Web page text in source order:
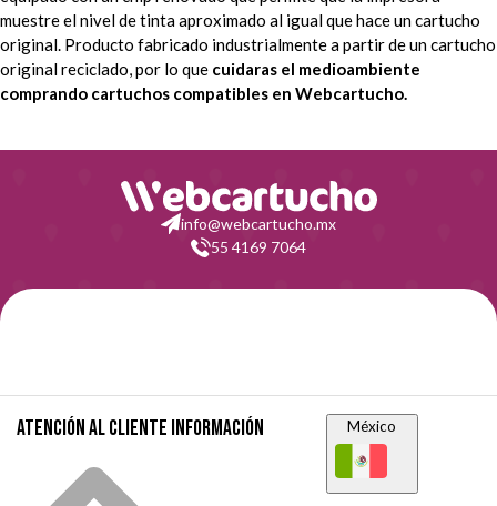
muestre el nivel de tinta aproximado al igual que hace un cartucho
original. Producto fabricado industrialmente a partir de un cartucho
original reciclado, por lo que cuidaras el medioambiente
comprando cartuchos compatibles en Webcartucho.
info@webcartucho.mx
55 4169 7064
Atención al cliente Información México